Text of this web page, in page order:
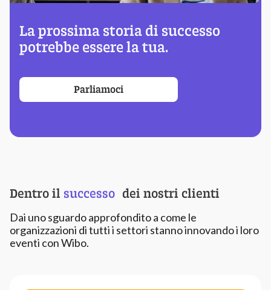
La prossima storia di successo
potrebbe essere la tua.
Parliamoci
Dentro il successo dei nostri clienti
Dai uno sguardo approfondito a come le
organizzazioni di tutti i settori stanno innovando i loro
eventi con Wibo.